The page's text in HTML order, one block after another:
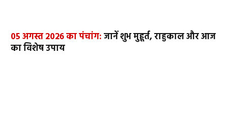
05 अगस्त 2026 का पंचांग:जानें शुभ मुहूर्त, राहुकाल और आज
का विशेष उपाय